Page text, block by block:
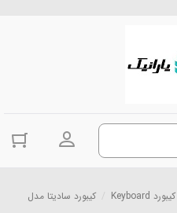
ورود به
کیبورد Keyboard
کیبورد سادیتا مدل